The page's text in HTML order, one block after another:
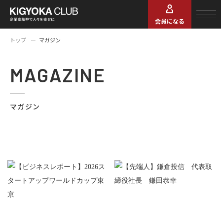
会員になる
トップ マガジン
MAGAZINE
マガジン